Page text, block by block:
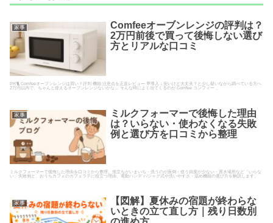
家事
Comfeeオーブンレンジの評判は？
2万円前後で買って後悔しない選び
方とリアルな口コミ
PR🐈 Comfeeオーブンレンジは買い？評判 機能 注意点を正直レビュー 💬導入：安いけど大丈夫？と少し疑いながら調べている方へ
2万円以内で、ちゃんと使えるオーブンレンジないかな… そんな時によく出てくるのが Comfee コンフィー 。
家事
ミルクフォーマーで後悔した理由
は？いらない・使わなくなる失敗
例と選び方を口コミから整理
ミルクフォーマーで後悔した理由を口コミから整理。泡立ちがいまいち・洗うのが面倒・使う頻度が少ない・置き場所など「いらな
い」失敗例と、おうちカフェのカフェラテに役立つ理由、電動ハンディ/ジャグ式や洗いやすさ・温め機能の選び方を解説します。
家事
【図解】夏休みの宿題が終わらな
いときの立て直し方｜残り日数別